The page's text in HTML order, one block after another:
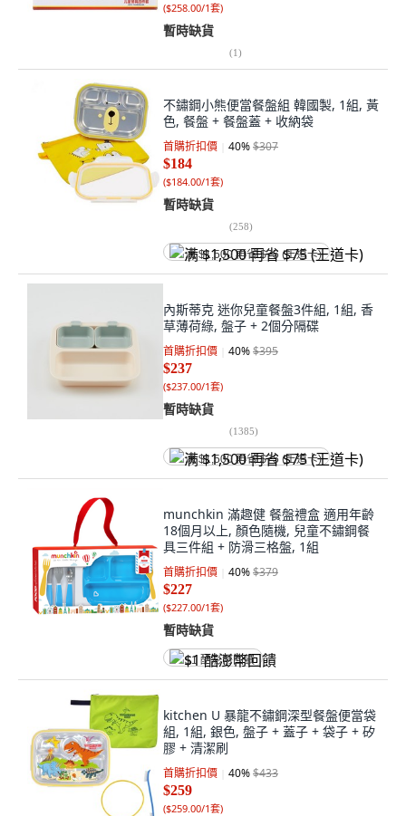
($258.00/1套)
暫時缺貨
(1)
不鏽鋼小熊便當餐盤組 韓國製, 1組, 黃
色, 餐盤 + 餐盤蓋 + 收納袋
首購折扣價 40%$307
$184
($184.00/1套)
暫時缺貨
(258)
满 $1,500 再省 $75 (王道卡)
內斯蒂克 迷你兒童餐盤3件組, 1組, 香
草薄荷綠, 盤子 + 2個分隔碟
首購折扣價 40%$395
$237
($237.00/1套)
暫時缺貨
(1385)
满 $1,500 再省 $75 (王道卡)
munchkin 滿趣健 餐盤禮盒 適用年齡
18個月以上, 顏色隨機, 兒童不鏽鋼餐
具三件組 + 防滑三格盤, 1組
首購折扣價 40%$379
$227
($227.00/1套)
暫時缺貨
$1 酷澎幣回饋
kitchen U 暴龍不鏽鋼深型餐盤便當袋
組, 1組, 銀色, 盤子 + 蓋子 + 袋子 + 矽
膠 + 清潔刷
首購折扣價 40%$433
$259
($259.00/1套)